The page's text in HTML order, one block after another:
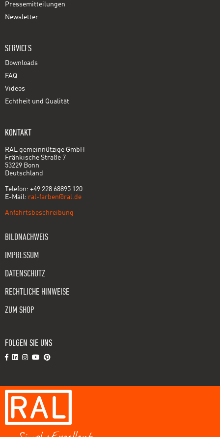
Pressemitteilungen
Newsletter
SERVICES
Downloads
FAQ
Videos
Echtheit und Qualität
KONTAKT
RAL gemeinnützige GmbH
Fränkische Straße 7
53229 Bonn
Deutschland
Telefon: +49 228 68895 120
E-Mail: ral-farben@ral.de
Anfahrtsbeschreibung
BILDNACHWEIS
IMPRESSUM
DATENSCHUTZ
RECHTLICHE HINWEISE
ZUM SHOP
FOLGEN SIE UNS